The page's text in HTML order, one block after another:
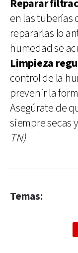
Reparar
en las tuberías
repararlas lo
humedad se
Limpieza
control de la
prevenir la
Asegúrate de
siempre secas
TN)
Temas: